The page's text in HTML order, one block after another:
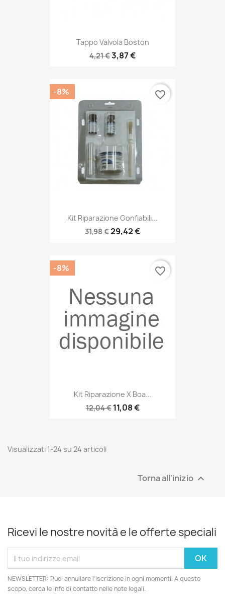
Tappo Valvola Boston
4,21 €3,87 €
Kit Riparazione Gonfiabili...
31,98 €29,42 €
-8% favorite_border
Kit Riparazione X Boa...
12,04 € 11,08 €
-8% favorite_border
Visualizzati 1-24 su 24 articoli
Torna all'inizio 
Ricevi le nostre novità e le offerte speciali
NEWSLETTER: Puoi annullare l'iscrizione in ogni momenti. A questo
scopo, cerca le info di contatto nelle note legali.